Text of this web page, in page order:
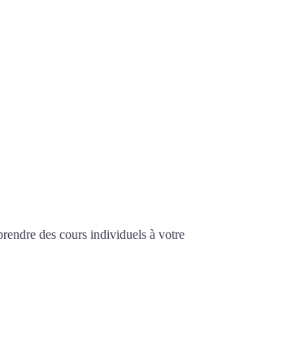
des cours individuels à votre